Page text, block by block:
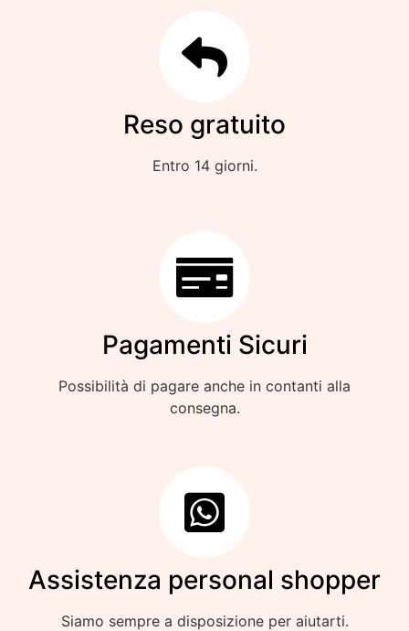
Reso gratuito
Entro 14 giorni.
Pagamenti Sicuri
Possibilità di pagare anche in contanti alla
consegna.
Assistenza personal shopper
Siamo sempre a disposizione per aiutarti.